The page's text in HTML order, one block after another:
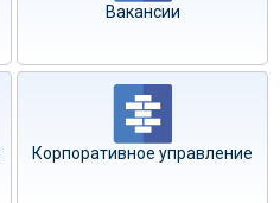
Вакансии
Корпоративное управление